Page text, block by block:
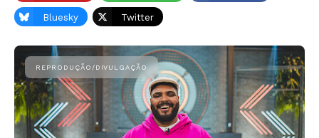
Bluesky Twitter